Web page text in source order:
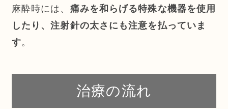
麻酔時には、 痛みを和らげる特殊な機器を使用
したり、注射針の太さにも注意を払っていま
す。
治療の流れ